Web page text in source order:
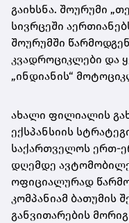
გაიხსნა. შოურუმი
სივრცეში
შოურუმში
კვადროციკლები და
„ინდიანის“
ახალი ფილიალის
ექსპანსიის
საქართველოს ერთ-
დღემდე
ოფიციალურად
კომპანიამ ბათუმის
განვითარების